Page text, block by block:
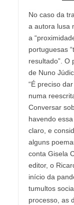
No caso da
a autora lusa
a
portuguesas
resultado”. O
de Nuno
“É preciso
numa
Conversar
havendo
claro, e
alguns
conta Gisela
editor, o
início da
tumultos
processo, as